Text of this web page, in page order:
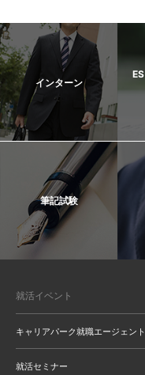
インターン
筆記試験
就活イベント
キャリアパーク就職エージェント
就活セミナー